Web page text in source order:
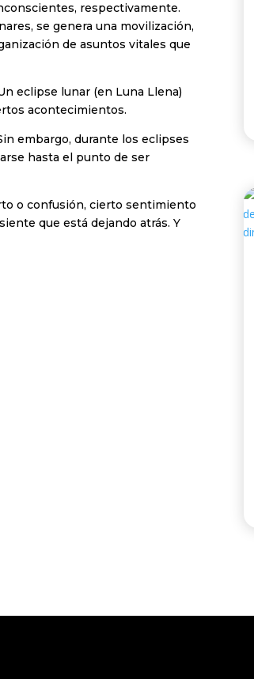
respectivamente.
se genera una movilización,
de asuntos vitales que
eclipse lunar (en Luna Llena)
acontecimientos.
embargo, durante los eclipses
hasta el punto de ser
o confusión, cierto sentimiento
que está dejando atrás. Y